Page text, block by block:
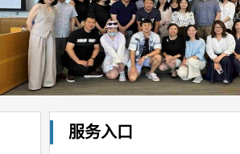
服务入口